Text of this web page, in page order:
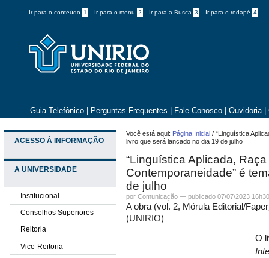
Ir para o conteúdo 1 Ir para o menu 2 Ir para a Busca 3 Ir para o rodapé 4
Guia Telefônico Perguntas Frequentes Fale Conosco Ouvidoria
ACESSO À INFORMAÇÃO
A UNIVERSIDADE
Institucional
Conselhos Superiores
Reitoria
Vice-Reitoria
Você está aqui: Página Inicial /“Linguística
livro que será lançado no dia 19 de julho
“Linguística Aplicada,
Contemporaneidade” é
de julho
porComunicação —publicado 07/07/2023
A obra (vol. 2, Mórula Editorial/
(UNIRIO)
O